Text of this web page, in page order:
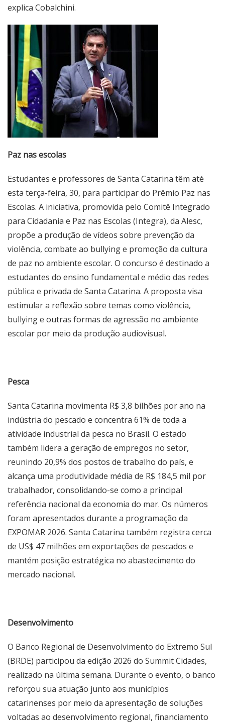
explica Cobalchini.
Paz nas escolas
Estudantes e professores de Santa Catarina têm até
esta terça-feira, 30, para participar do Prêmio Paz nas
Escolas. A iniciativa, promovida pelo Comitê Integrado
para Cidadania e Paz nas Escolas (Integra), da Alesc,
propõe a produção de vídeos sobre prevenção da
violência, combate ao bullying e promoção da cultura
de paz no ambiente escolar. O concurso é destinado a
estudantes do ensino fundamental e médio das redes
pública e privada de Santa Catarina. A proposta visa
estimular a reflexão sobre temas como violência,
bullying e outras formas de agressão no ambiente
escolar por meio da produção audiovisual.
Pesca
Santa Catarina movimenta R$ 3,8 bilhões por ano na
indústria do pescado e concentra 61% de toda a
atividade industrial da pesca no Brasil. O estado
também lidera a geração de empregos no setor,
reunindo 20,9% dos postos de trabalho do país, e
alcança uma produtividade média de R$ 184,5 mil por
trabalhador, consolidando-se como a principal
referência nacional da economia do mar. Os números
foram apresentados durante a programação da
EXPOMAR 2026. Santa Catarina também registra cerca
de US$ 47 milhões em exportações de pescados e
mantém posição estratégica no abastecimento do
mercado nacional.
Desenvolvimento
O Banco Regional de Desenvolvimento do Extremo Sul
(BRDE) participou da edição 2026 do Summit Cidades,
realizado na última semana. Durante o evento, o banco
reforçou sua atuação junto aos municípios
catarinenses por meio da apresentação de soluções
voltadas ao desenvolvimento regional, financiamento